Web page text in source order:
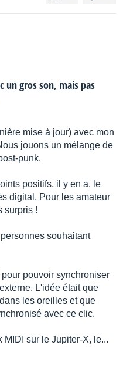
un gros son, mais pas
mise à jour) avec mon
jouons un mélange de
punk.
positifs, il y en a, le
digital. Pour les amateur
surpris !
souhaitant
pouvoir synchroniser
L'idée était que
les oreilles et que
avec ce clic.
sur le Jupiter-X, le...